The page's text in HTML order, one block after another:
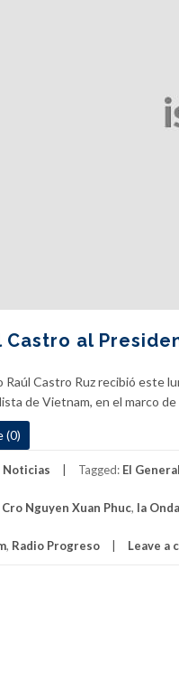
Castro al
Raúl Castro Ruz recibió este
de Vietnam, en el marco
(0)
Noticias Tagged: El
Nguyen Xuan Phuc, la
, Radio Progreso Leave a